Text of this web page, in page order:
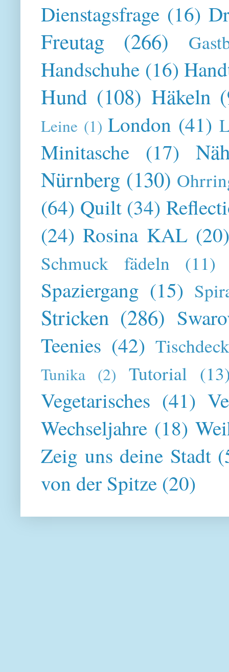
Dienstagsfrage (16)
Freutag (266)
Handschuhe (16)
Hund (108) Häkeln
Leine (1) London (41)
Minitasche (17)
Nürnberg (130)
(64) Quilt (34)
(24) Rosina KAL
Schmuck fädeln (11)
Spaziergang (15)
Stricken (286)
Teenies (42)
Tunika (2) Tutorial
Vegetarisches (41)
Wechseljahre (18)
Zeig uns deine Stadt
von der Spitze (20)